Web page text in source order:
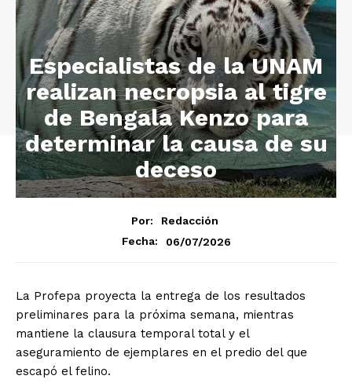
Especialistas de la UNAM
realizan necropsia al tigre
de Bengala Kenzo para
determinar la causa de su
deceso
Por:
Redacción
Fecha:
06/07/2026
La Profepa proyecta la entrega de los resultados
preliminares para la próxima semana, mientras
mantiene la clausura temporal total y el
aseguramiento de ejemplares en el predio del que
escapó el felino.